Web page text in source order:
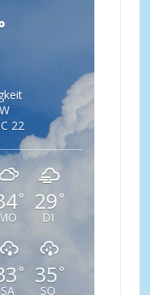
22
°
MO
29 °
DI
°
SA
35 °
SO